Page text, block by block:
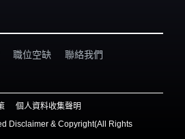
職位空缺 聯絡我們
個人資料收集聲明
Disclaimer & Copyright(All Rights